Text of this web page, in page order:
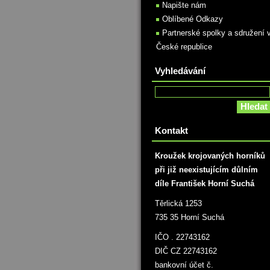
Napište nám
Oblíbené Odkazy
Partnerské spolky a sdružení
České republice
Vyhledávání
Kontakt
Kroužek krojovaných horníků
při již neexistujícím důlním
díle František Horní Suchá
Těrlická 1253
735 35 Horní Suchá
IČO . 22743162
DIČ CZ 22743162
bankovní účet č.